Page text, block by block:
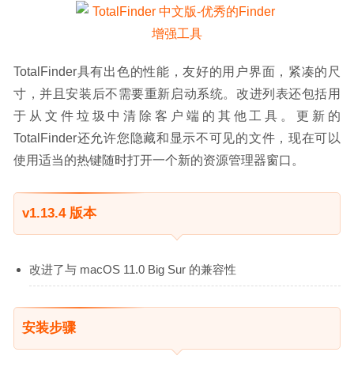
TotalFinder具有出色的性能，友好的用户界面，紧凑的尺
寸，并且安装后不需要重新启动系统。改进列表还包括用
于从文件垃圾中清除客户端的其他工具。更新的
TotalFinder还允许您隐藏和显示不可见的文件，现在可以
使用适当的热键随时打开一个新的资源管理器窗口。
v1.13.4 版本
改进了与 macOS 11.0 Big Sur 的兼容性
安装步骤